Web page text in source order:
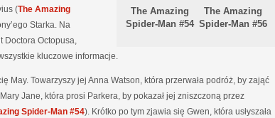
The Amazing
Spider-Man #54
The Amazing
Spider-Man #56
(The Amazing
Starka. Na
Doctora Octopusa,
kluczowe informacje.
May. Towarzyszy jej Anna Watson, która przerwała podróż, by zająć
Jane, która prosi Parkera, by pokazał jej zniszczoną przez
Spider-Man #54). Krótko po tym zjawia się Gwen, która usłyszała